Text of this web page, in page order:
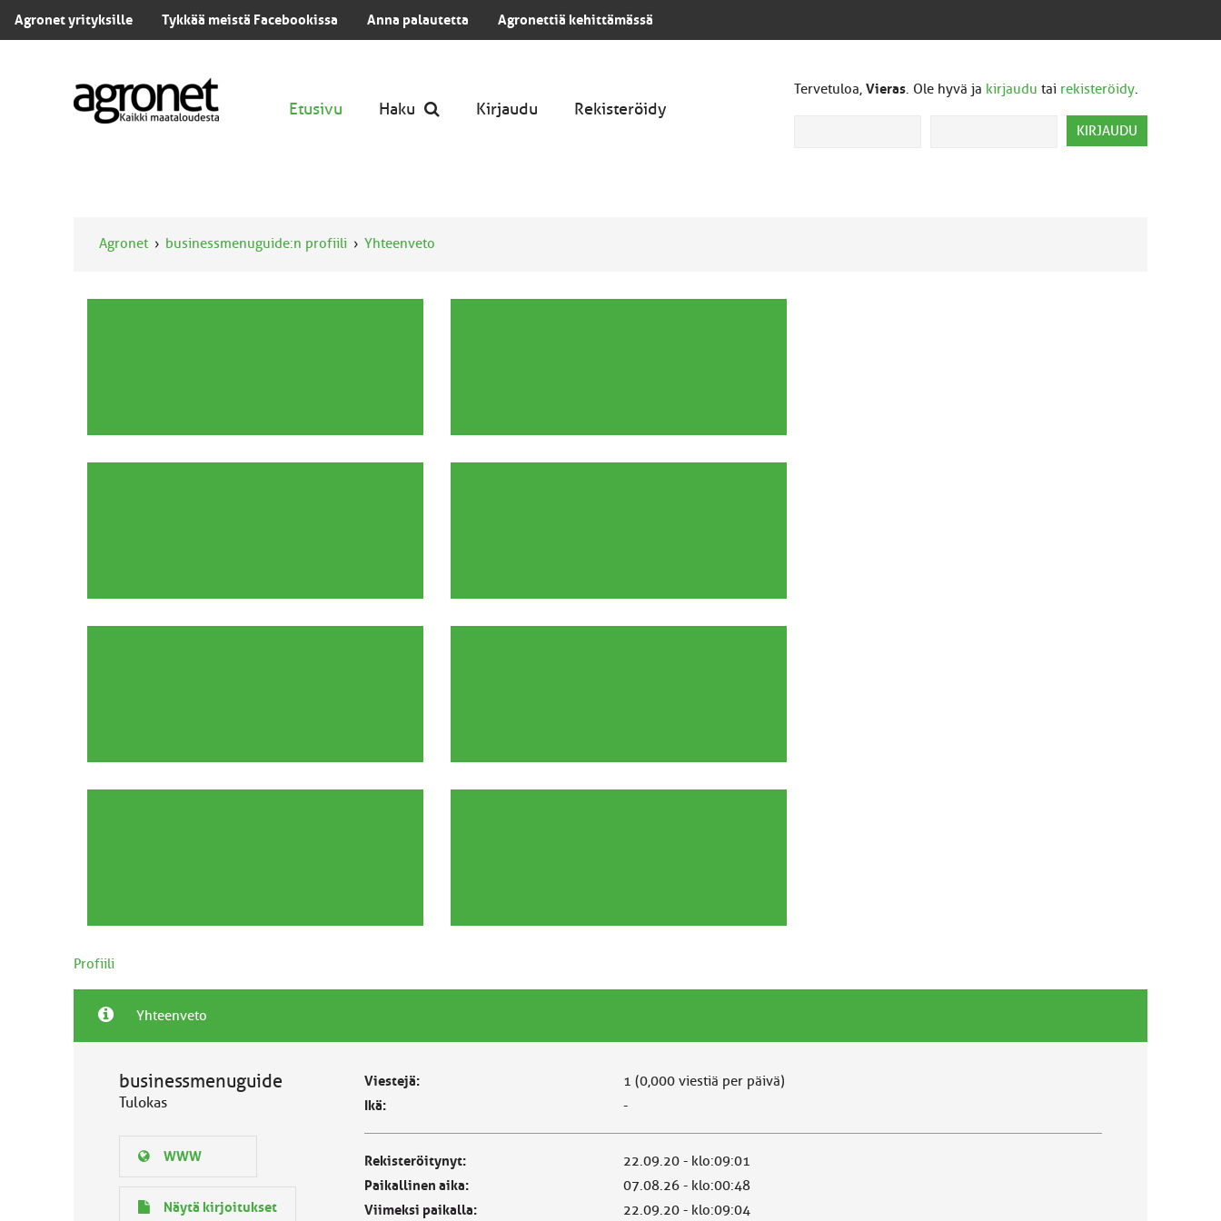
Agronet yrityksille Tykkää meistä Facebookissa Anna palautetta Agronettiä kehittämässä
Tervetuloa,Vieras. Ole hyvä ja kirjaudu tai rekisteröidy.
Etusivu Haku Kirjaudu Rekisteröidy
Agronet businessmenuguide:n profiili Yhteenveto
Profiili
Yhteenveto
businessmenuguide
Tulokas
WWW
Näytä kirjoitukset
Viestejä:
1 (0,000 viestiä per päivä)
Ikä:
-
Rekisteröitynyt:
22.09.20 - klo:09:01
Paikallinen aika:
07.08.26 - klo:00:48
Viimeksi paikalla:
22.09.20 - klo:09:04